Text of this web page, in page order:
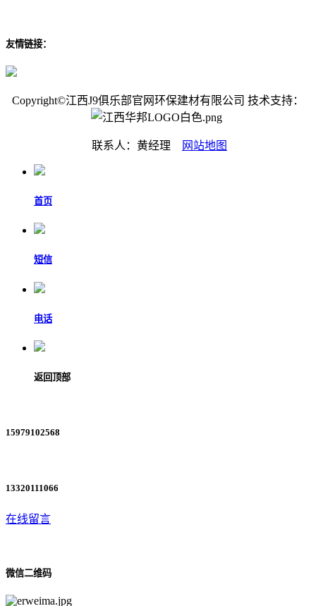
友情链接：
Copyright©江西J9俱乐部官网环保建材有限公司 技术支持：
联系人：黄经理 网站地图
首页
短信
电话
返回顶部
15979102568
13320111066
在线留言
微信二维码